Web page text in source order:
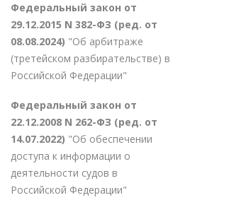
Федеральный закон от
29.12.2015 N 382-ФЗ (ред. от
08.08.2024) "Об арбитраже
(третейском разбирательстве) в
Российской Федерации"
Федеральный закон от
22.12.2008 N 262-ФЗ (ред. от
14.07.2022) "Об обеспечении
доступа к информации о
деятельности судов в
Российской Федерации"